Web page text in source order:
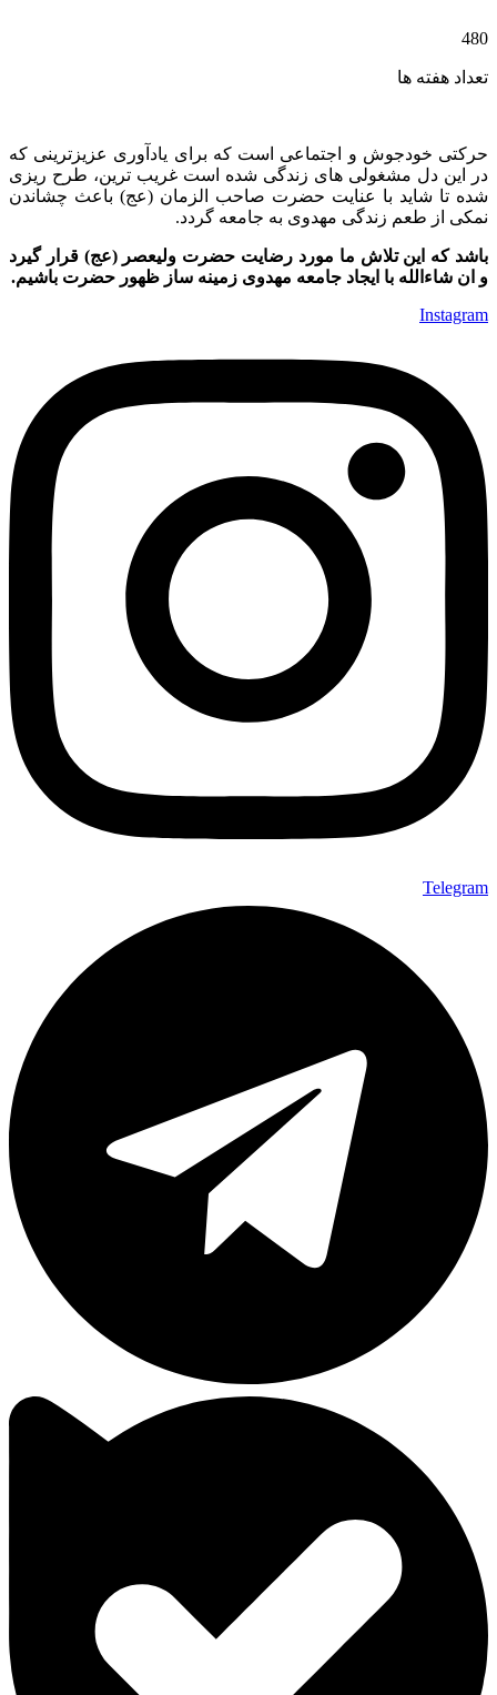
480
تعداد هفته ها
حرکتی خودجوش و اجتماعی است که برای یادآوری عزیزترینی که
در این دل مشغولی های زندگی شده است غریب ترین، طرح ریزی
شده تا شاید با عنایت حضرت صاحب الزمان (عج) باعث چشاندن
نمکی از طعم زندگی مهدوی به جامعه گردد.
باشد که این تلاش ما مورد رضایت حضرت ولیعصر (عج) قرار گیرد
و ان شاءالله با ایجاد جامعه مهدوی زمینه ساز ظهور حضرت باشیم.
Instagram
Telegram